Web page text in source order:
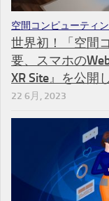
空間コンピューティ
世界初！「空間
要、スマホの
XR Site』を公開
22 6月, 2023